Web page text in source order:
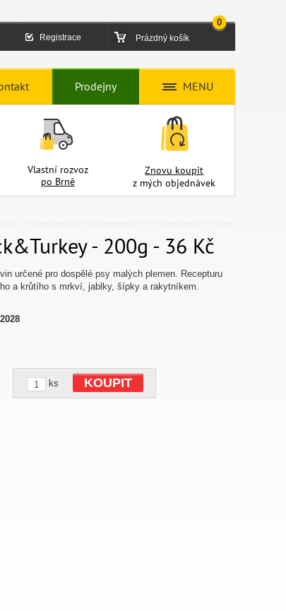
Registrace Prázdný košík
0
Prodejny MENU
Vlastní rozvoz
po Brně
Znovu koupit
z mých objednávek
- 200g - 36 Kč
určené pro dospělé psy malých plemen. Recepturu
a krůtího s mrkví, jablky, šípky a rakytníkem.
ks KOUPIT